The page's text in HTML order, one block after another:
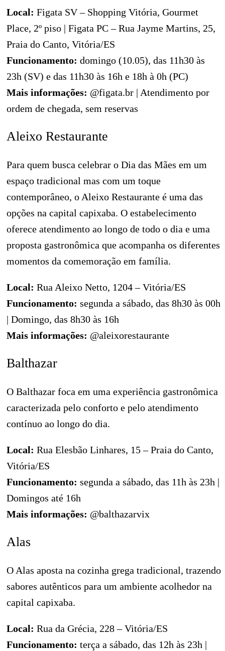
Local: Figata SV – Shopping Vitória, Gourmet
Place, 2º piso | Figata PC – Rua Jayme Martins, 25,
Praia do Canto, Vitória/ES
Funcionamento: domingo (10.05), das 11h30 às
23h (SV) e das 11h30 às 16h e 18h à 0h (PC)
Mais informações: @figata.br | Atendimento por
ordem de chegada, sem reservas
Aleixo Restaurante
Para quem busca celebrar o Dia das Mães em um
espaço tradicional mas com um toque
contemporâneo, o Aleixo Restaurante é uma das
opções na capital capixaba. O estabelecimento
oferece atendimento ao longo de todo o dia e uma
proposta gastronômica que acompanha os diferentes
momentos da comemoração em família.
Local: Rua Aleixo Netto, 1204 – Vitória/ES
Funcionamento: segunda a sábado, das 8h30 às 00h
| Domingo, das 8h30 às 16h
Mais informações: @aleixorestaurante
Balthazar
O Balthazar foca em uma experiência gastronômica
caracterizada pelo conforto e pelo atendimento
contínuo ao longo do dia.
Local: Rua Elesbão Linhares, 15 – Praia do Canto,
Vitória/ES
Funcionamento: segunda a sábado, das 11h às 23h |
Domingos até 16h
Mais informações: @balthazarvix
Alas
O Alas aposta na cozinha grega tradicional, trazendo
sabores autênticos para um ambiente acolhedor na
capital capixaba.
Local: Rua da Grécia, 228 – Vitória/ES
Funcionamento: terça a sábado, das 12h às 23h |